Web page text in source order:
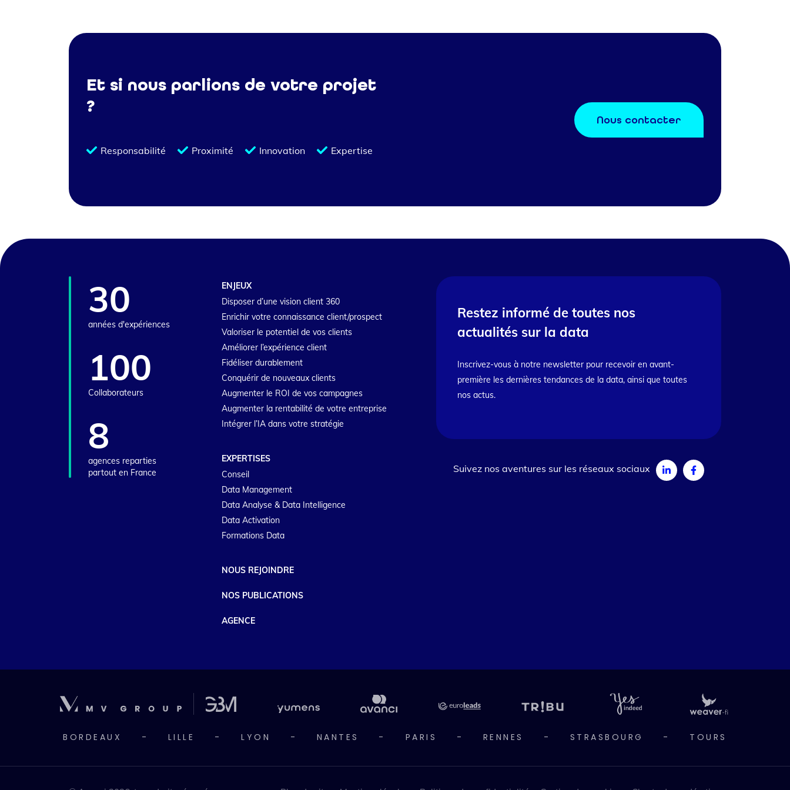
Et si nous parlions de votre projet
?
Responsabilité Proximité Innovation Expertise
Nous contacter
30
années d'expériences
100
Collaborateurs
8
agences reparties
partout en France
ENJEUX
Disposer d’une vision client 360
Enrichir votre connaissance client/prospect
Valoriser le potentiel de vos clients
Améliorer l’expérience client
Fidéliser durablement
Conquérir de nouveaux clients
Augmenter le ROI de vos campagnes
Augmenter la rentabilité de votre entreprise
Intégrer l’IA dans votre stratégie
EXPERTISES
Conseil
Data Management
Data Analyse & Data Intelligence
Data Activation
Formations Data
NOUS REJOINDRE
NOS PUBLICATIONS
AGENCE
Restez informé de toutes nos
actualités sur la data
Inscrivez-vous à notre newsletter pour recevoir en avant-
première les dernières tendances de la data, ainsi que toutes
nos actus.
Suivez nos aventures sur les réseaux sociaux
BORDEAUX - LILLE - LYON - NANTES - PARIS - RENNES - STRASBOURG - TOURS